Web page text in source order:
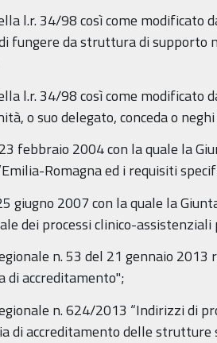
l.r. 34/98 così come modificato
fungere da struttura di
l.r. 34/98 così come
o suo delegato, conceda o
febbraio 2004 con la quale la
Romagna ed i requisiti
giugno 2007 con la quale la
dei processi clinico-
n. 53 del 21 gennaio
accreditamento";
n. 624/2013 “Indirizzi di
di accreditamento delle strutture